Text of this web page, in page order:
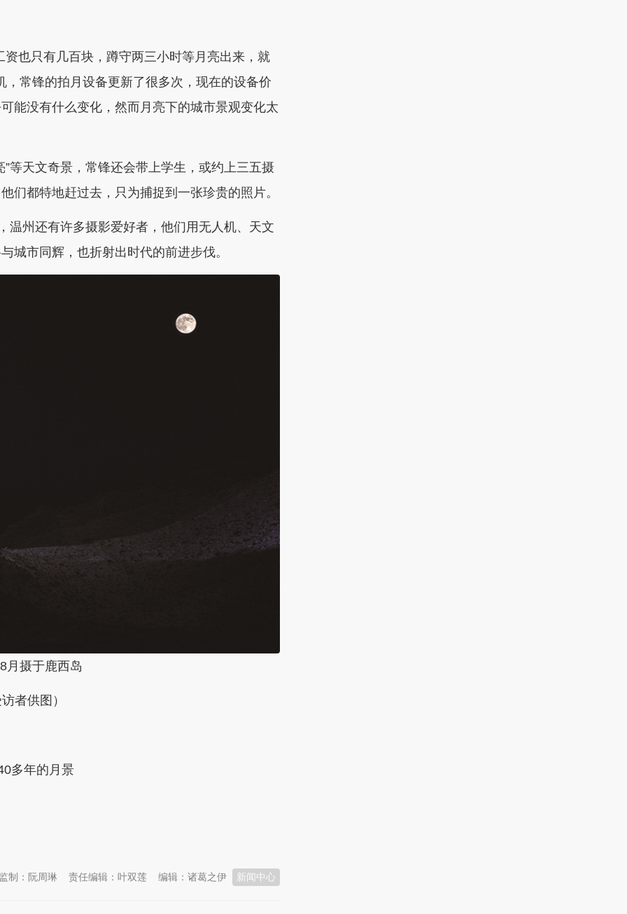
也只有几百块，蹲守两三小时等月亮出来，就
常锋的拍月设备更新了很多次，现在的设备价
能没有什么变化，然而月亮下的城市景观变化太
等天文奇景，常锋还会带上学生，或约上三五摄
们都特地赶过去，只为捕捉到一张珍贵的照片。
温州还有许多摄影爱好者，他们用无人机、天文
城市同辉，也折射出时代的前进步伐。
月摄于鹿西岛
者供图）
多年的月景
新闻中心
编辑：诸葛之伊
责任编辑：叶双莲
制：阮周琳